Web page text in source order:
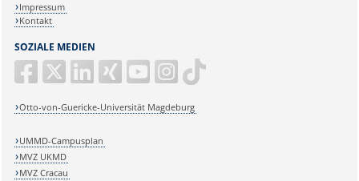
SOZIALE MEDIEN
Otto-von-Guericke-Universität Magdeburg
Impressum
Kontakt
UMMD-Campusplan
MVZ UKMD
MVZ Cracau